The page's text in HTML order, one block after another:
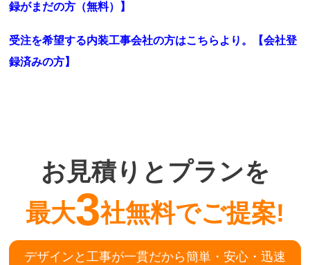
録がまだの方（無料）】
受注を希望する内装工事会社の方はこちらより。
【会社登
録済みの方】
お見積りとプランを
最大3社無料でご提案!
デザインと工事が一貫だから簡単・安心・迅速